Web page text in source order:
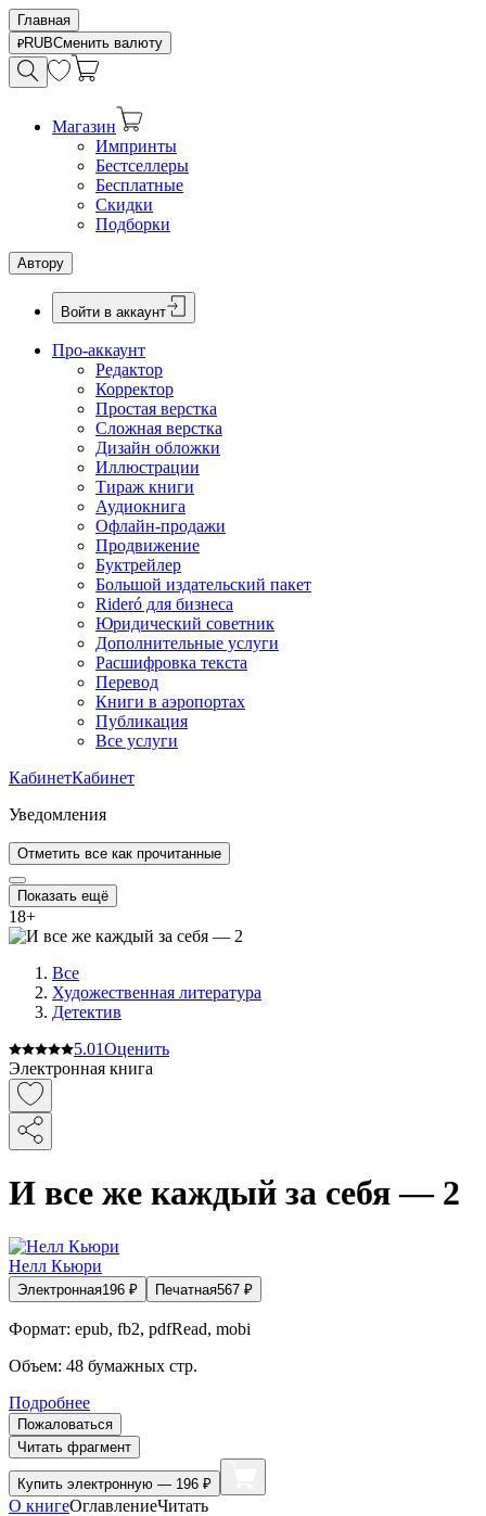
Главная
RUBСменить валюту
Магазин
Импринты
Бестселлеры
Бесплатные
Скидки
Подборки
Автору
Войти в аккаунт
Про-аккаунт
Редактор
Корректор
Простая верстка
Сложная верстка
Дизайн обложки
Иллюстрации
Тираж книги
Аудиокнига
Офлайн-продажи
Продвижение
Буктрейлер
Большой издательский пакет
Rideró для бизнеса
Юридический советник
Дополнительные услуги
Расшифровка текста
Перевод
Книги в аэропортах
Публикация
Все услуги
КабинетКабинет
Уведомления
Отметить все как прочитанные
Показать ещё
18+
Все
Художественная литература
Детектив
5.01Оценить
Электронная книга
И все же каждый за себя — 2
Нелл Кьюри
Электронная196 ₽ Печатная567 ₽
Формат: epub, fb2, pdfRead, mobi
Объем: 48 бумажных стр.
Подробнее
Пожаловаться
Читать фрагмент
Купить электронную — 196 ₽
О книгеОглавлениеЧитать